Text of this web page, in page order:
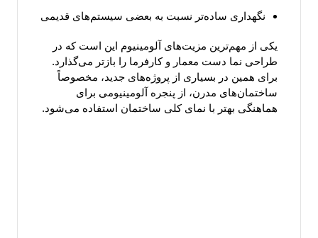
نگهداری ساده‌تر نسبت به بعضی سیستم‌های قدیمی
یکی از مهم‌ترین مزیت‌های آلومینیوم این است که در
طراحی نما دست معمار و کارفرما را بازتر می‌گذارد.
برای همین در بسیاری از پروژه‌های جدید، مخصوصاً
ساختمان‌های مدرن، از پنجره آلومینیومی برای
هماهنگی بهتر با نمای کلی ساختمان استفاده می‌شود.